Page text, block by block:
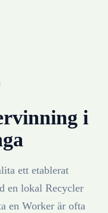
i
ett etablerat
en lokal Recycler
en Worker är ofta